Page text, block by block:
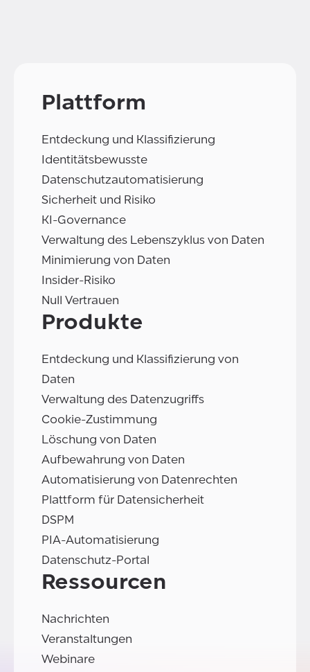
Plattform
Entdeckung und Klassifizierung
Identitätsbewusste
Datenschutzautomatisierung
Sicherheit und Risiko
KI-Governance
Verwaltung des Lebenszyklus von Daten
Minimierung von Daten
Insider-Risiko
Null Vertrauen
Produkte
Entdeckung und Klassifizierung von
Daten
Verwaltung des Datenzugriffs
Cookie-Zustimmung
Löschung von Daten
Aufbewahrung von Daten
Automatisierung von Datenrechten
Plattform für Datensicherheit
DSPM
PIA-Automatisierung
Datenschutz-Portal
Ressourcen
Nachrichten
Veranstaltungen
Webinare